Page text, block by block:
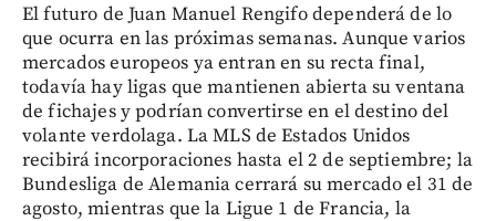
El futuro de Juan Manuel Rengifo dependerá de lo
que ocurra en las próximas semanas. Aunque varios
mercados europeos ya entran en su recta final,
todavía hay ligas que mantienen abierta su ventana
de fichajes y podrían convertirse en el destino del
volante verdolaga. La MLS de Estados Unidos
recibirá incorporaciones hasta el 2 de septiembre; la
Bundesliga de Alemania cerrará su mercado el 31 de
agosto, mientras que la Ligue 1 de Francia, la